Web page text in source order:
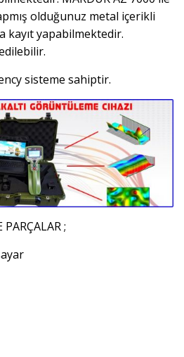
olduğunuz metal içerikli
kayıt yapabilmektedir.
sisteme sahiptir.
;